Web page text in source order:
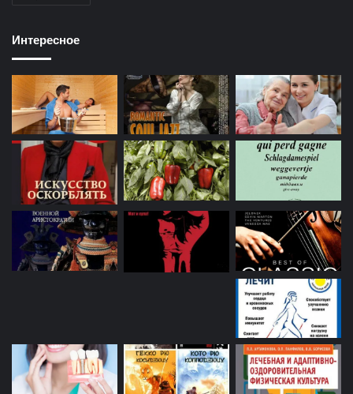
Интересное